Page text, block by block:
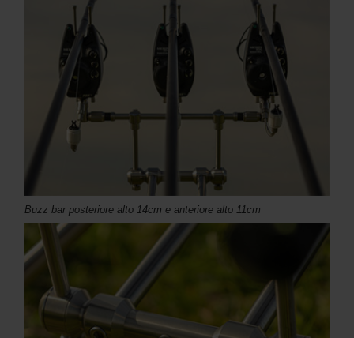
Buzz bar posteriore alto 14cm e anteriore alto 11cm